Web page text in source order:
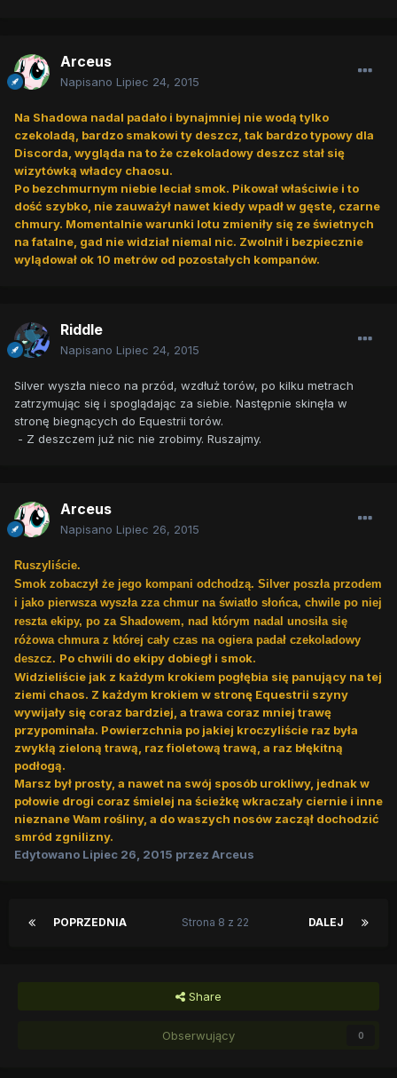
Arceus
Napisano Lipiec 24, 2015
Na Shadowa nadal padało i bynajmniej nie wodą tylko
czekoladą, bardzo smakowi ty deszcz, tak bardzo typowy dla
Discorda, wygląda na to że czekoladowy deszcz stał się
wizytówką władcy chaosu.
Po bezchmurnym niebie leciał smok. Pikował właściwie i to
dość szybko, nie zauważył nawet kiedy wpadł w gęste, czarne
chmury. Momentalnie warunki lotu zmieniły się ze świetnych
na fatalne, gad nie widział niemal nic. Zwolnił i bezpiecznie
wylądował ok 10 metrów od pozostałych kompanów.
Riddle
Napisano Lipiec 24, 2015
Silver wyszła nieco na przód, wzdłuż torów, po kilku metrach
zatrzymując się i spoglądając za siebie. Następnie skinęła w
stronę biegnących do Equestrii torów.
- Z deszczem już nic nie zrobimy. Ruszajmy.
Arceus
Napisano Lipiec 26, 2015
Ruszyliście.
Smok zobaczył że jego kompani odchodzą. Silver poszła przodem
i jako pierwsza wyszła zza chmur na światło słońca, chwile po niej
reszta ekipy, po za Shadowem, nad którym nadal unosiła się
różowa chmura z której cały czas na ogiera padał czekoladowy
deszcz. Po chwili do ekipy dobiegł i smok.
Widzieliście jak z każdym krokiem pogłębia się panujący na tej
ziemi chaos. Z każdym krokiem w stronę Equestrii szyny
wywijały się coraz bardziej, a trawa coraz mniej trawę
przypominała. Powierzchnia po jakiej kroczyliście raz była
zwykłą zieloną trawą, raz fioletową trawą, a raz błękitną
podłogą.
Marsz był prosty, a nawet na swój sposób urokliwy, jednak w
połowie drogi coraz śmielej na ścieżkę wkraczały ciernie i inne
nieznane Wam rośliny, a do waszych nosów zaczął dochodzić
smród zgnilizny.
Edytowano Lipiec 26, 2015 przez Arceus
POPRZEDNIA DALEJ
Strona 8 z 22
Share
Obserwujący 0